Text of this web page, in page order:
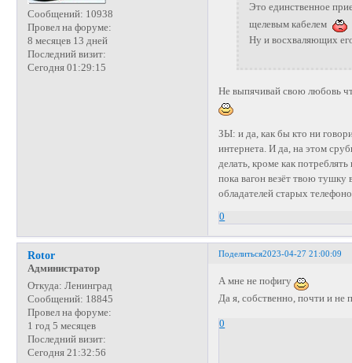
Сообщений: 10938
Провел на форуме:
8 месяцев 13 дней
Последний визит:
Сегодня 01:29:15
Это единственное
щелевым кабелем
Ну и восхваляющих
Не выпячивай свою любовь
ЗЫ: и да, как бы кто ни
интернета. И да, на этом
делать, кроме как
пока вагон везёт твою тушку
обладателей старых
0
Поделиться2023-04-27 21:00:09
Rotor
Администратор
Откуда: Ленинград
Сообщений: 18845
Провел на форуме:
1 год 5 месяцев
Последний визит:
Сегодня 21:32:56
А мне не пофигу
Да я, собственно, почти и не
0